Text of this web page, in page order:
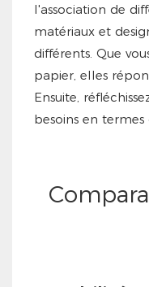
l'association de
matériaux et
différents. Que
papier, elles
Ensuite,
besoins en